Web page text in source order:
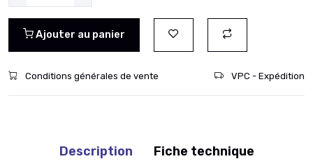
Ajouter au panier
Conditions générales de vente VPC - Expédition
Description Fiche technique